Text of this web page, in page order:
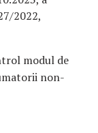
2022,
modul de
non-